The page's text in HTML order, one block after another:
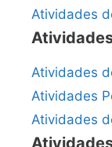
Atividades
Atividades
Atividades
Atividades